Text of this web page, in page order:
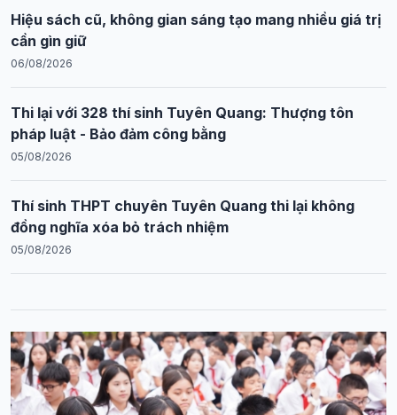
Hiệu sách cũ, không gian sáng tạo mang nhiều giá trị
cần gìn giữ
06/08/2026
Thi lại với 328 thí sinh Tuyên Quang: Thượng tôn
pháp luật - Bảo đảm công bằng
05/08/2026
Thí sinh THPT chuyên Tuyên Quang thi lại không
đồng nghĩa xóa bỏ trách nhiệm
05/08/2026